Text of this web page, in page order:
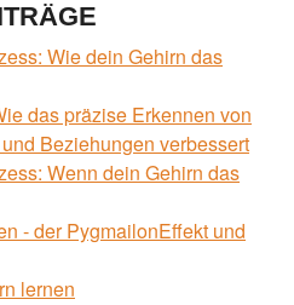
Wie dein Gehirn das
das präzise Erkennen von
Beziehungen verbessert
Wenn dein Gehirn das
- der PygmailonEffekt und
lernen